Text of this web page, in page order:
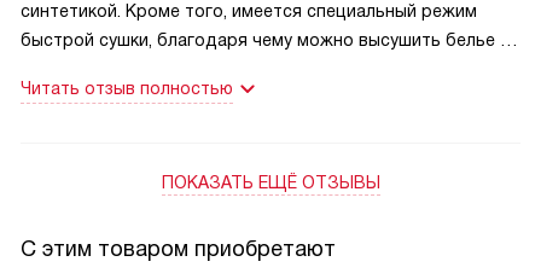
синтетикой. Кроме того, имеется специальный режим
быстрой сушки, благодаря чему можно высушить белье за
для быстрого доступа. Модель с классом А++, поэтому
устанавливать в помещения со слабой вентиляцией, что
Читать отзыв полностью
ПОКАЗАТЬ ЕЩЁ ОТЗЫВЫ
С этим товаром приобретают